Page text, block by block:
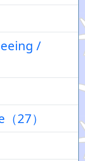
/
27）